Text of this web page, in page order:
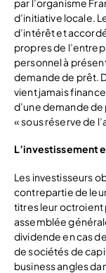
par l’organisme
d’initiative locale.
d’intérêt et
propres de
personnel à
demande de prêt.
vient jamais
d’une demande
« sous réserve de
L’investissement
Les investisseurs
contrepartie de
titres leur octroient
assemblée
dividende en cas
de sociétés de
business angles